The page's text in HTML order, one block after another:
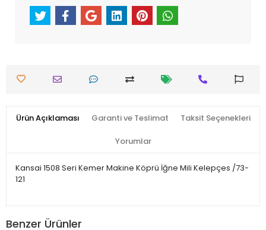
Ürün Açıklaması Garanti ve Teslimat Taksit Seçenekleri
Yorumlar
Kansai 1508 Seri Kemer Makine Köprü İğne Mili Kelepçes /73-
121
Benzer Ürünler